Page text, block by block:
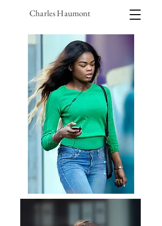
Charles Haumont